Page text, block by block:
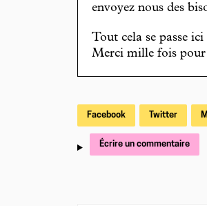
envoyez nous des
Tout cela se passe ici
Merci mille fois pour
Facebook Twitter
Écrire un commentaire